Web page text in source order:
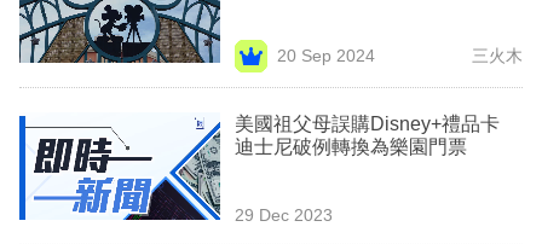
投
資
理
20 Sep 2024 三火木
美國祖父母誤購Disney+禮品卡
迪士尼破例轉換為樂園門票
29 Dec 2023